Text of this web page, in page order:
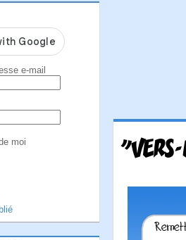
e-mail
moi